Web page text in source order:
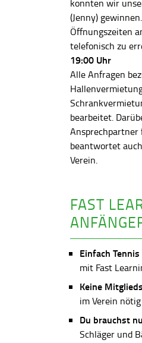
konnten wir
(Jenny)
Öffnungszeiten
telefonisch zu
19:00 Uhr
Alle Anfragen
bearbeitet.
Ansprechpartner
beantwortet
Verein.
FAST
Einfach
mit Fast
Keine
im Verein nötig
Du brauchst
Schläger und